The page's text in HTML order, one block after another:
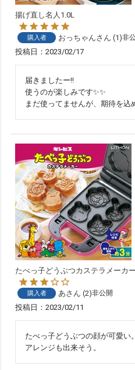
揚げ直し名人1.0L
購入者 おっちゃん 1 非
投稿日 2023/02/17
届きましたー‼️
使うのが楽しみです✨✨
まだ使ってませんが、期待を込
たべっ子どうぶつカステラメーカー
購入者 あ 2 非公開
投稿日 2023/02/11
たべっ子どうぶつの顔が可愛い
アレンジも出来そう。